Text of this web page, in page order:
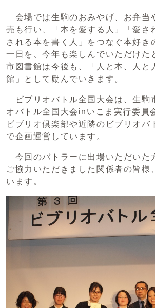
会場では生駒のおみやげ、お弁当
売も行い、「本を愛する人」「愛さ
される本を書く人」をつなぐ本好き
一日を、今年も楽しんでいただけた
市図書館は今後も、「人と本、人と
館」として励んでいきます。
ビブリオバトル全国大会は、生駒
オバトル全国大会inいこま実行委員
ビブリオ倶楽部や近隣のビブリオバ
で企画運営しています。
今回のバトラーに出場いただいた
ご協力いただきました関係者の皆様
います。